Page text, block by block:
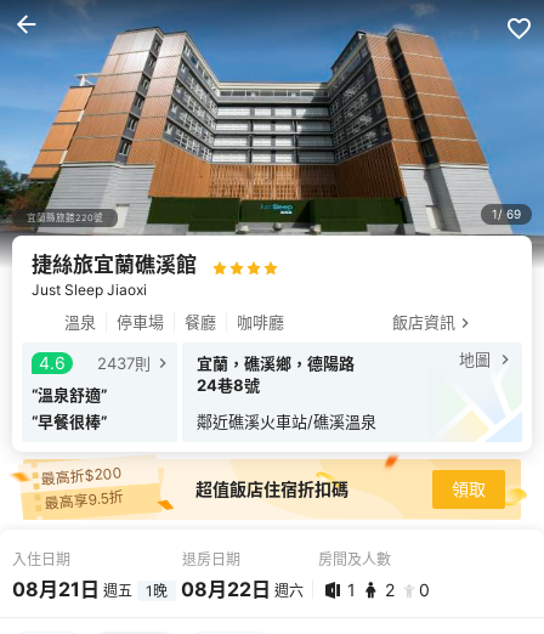
1 69
宜蘭縣旅館220號
捷絲旅宜蘭礁溪館
Just Sleep Jiaoxi
溫泉 停車場 餐廳 咖啡廳 飯店資訊
4.6 2437則
“溫泉舒適”
“早餐很棒”
宜蘭，礁溪鄉，德陽路
24巷8號
地圖
鄰近礁溪火車站/礁溪溫泉
最高折$200
最高享9.5折 超值飯店住宿折扣碼 領取
入住日期 退房日期 房間及人數
08月21 日 週五 1 晚 08月22日 週六 1 2 0